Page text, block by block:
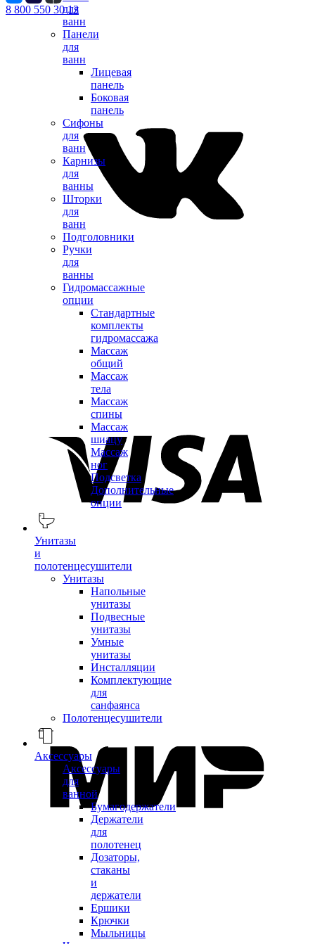
для
ванн
Панели
для
ванн
Лицевая
панель
Боковая
панель
Сифоны
для
ванн
Карнизы
для
ванны
Шторки
для
ванн
Подголовники
Ручки
для
ванны
Гидромассажные
опции
Стандартные
комплекты
гидромассажа
Массаж
общий
Массаж
тела
Массаж
спины
Массаж
шиацу
Массаж
ног
Подсветка
Дополнительные
опции
Унитазы
и
полотенцесушители
Унитазы
Напольные
унитазы
Подвесные
унитазы
Умные
унитазы
Инсталляции
Комплектующие
для
санфаянса
Полотенцесушители
Аксессуары
Аксессуары
для
ванной
Бумагодержатели
Держатели
для
полотенец
Дозаторы,
стаканы
и
держатели
Ершики
Крючки
Мыльницы
8 800 550 30 13